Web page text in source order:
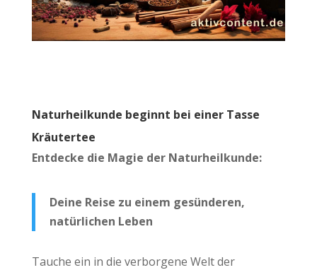
Naturheilkunde beginnt bei einer Tasse
Kräutertee
Entdecke die Magie der Naturheilkunde:
Deine Reise zu einem gesünderen,
natürlichen Leben
Tauche ein in die verborgene Welt der